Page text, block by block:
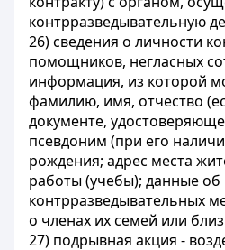
контрразведывательную
26) сведения о личности
помощников, негласных
информация, из которой
фамилию, имя, отчество
документе,
псевдоним (при его
рождения; адрес места
работы (учебы); данные об
контрразведывательных
о членах их семей или
27) подрывная акция -